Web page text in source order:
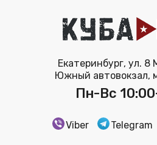
Екатеринбург, ул. 8
Южный автовокзал,
Пн-Вс
Viber Telegram